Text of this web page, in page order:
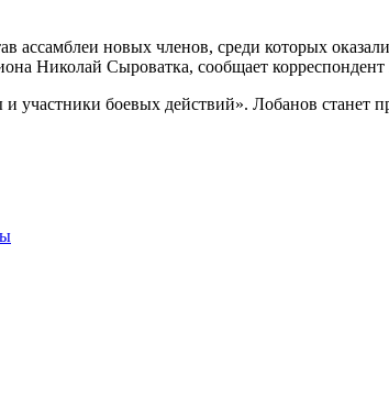
ассамблеи новых членов, среди которых
Николай Сыроватка, сообщает
участники боевых действий». Лобанов станет